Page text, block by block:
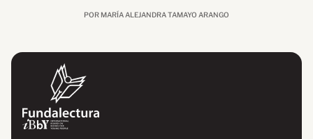
POR MARÍA ALEJANDRA TAMAYO ARANGO